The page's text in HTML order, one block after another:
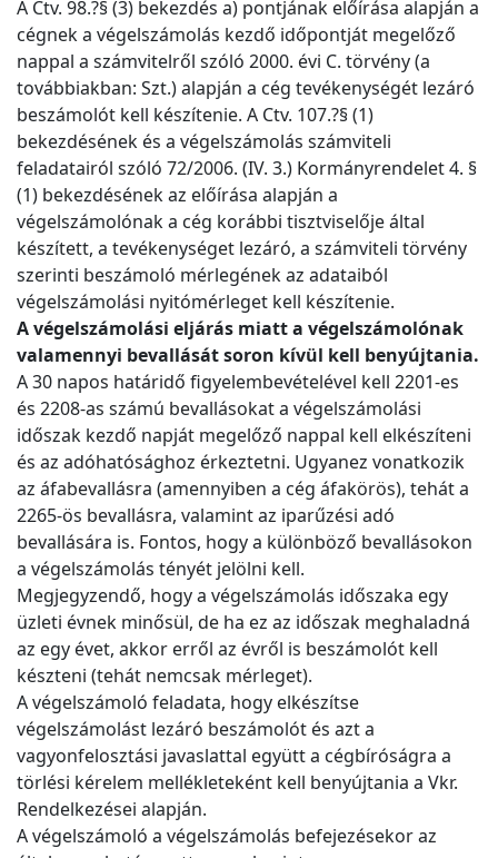
A Ctv. 98.?§ (3) bekezdés a) pontjának előírása alapján a
cégnek a végelszámolás kezdő időpontját megelőző
nappal a számvitelről szóló 2000. évi C. törvény (a
továbbiakban: Szt.) alapján a cég tevékenységét lezáró
beszámolót kell készítenie. A Ctv. 107.?§ (1)
bekezdésének és a végelszámolás számviteli
feladatairól szóló 72/2006. (IV. 3.) Kormányrendelet 4. §
(1) bekezdésének az előírása alapján a
végelszámolónak a cég korábbi tisztviselője által
készített, a tevékenységet lezáró, a számviteli törvény
szerinti beszámoló mérlegének az adataiból
végelszámolási nyitómérleget kell készítenie.
A végelszámolási eljárás miatt a végelszámolónak
valamennyi bevallását soron kívül kell benyújtania.
A 30 napos határidő figyelembevételével kell 2201-es
és 2208-as számú bevallásokat a végelszámolási
időszak kezdő napját megelőző nappal kell elkészíteni
és az adóhatósághoz érkeztetni. Ugyanez vonatkozik
az áfabevallásra (amennyiben a cég áfakörös), tehát a
2265-ös bevallásra, valamint az iparűzési adó
bevallására is. Fontos, hogy a különböző bevallásokon
a végelszámolás tényét jelölni kell.
Megjegyzendő, hogy a végelszámolás időszaka egy
üzleti évnek minősül, de ha ez az időszak meghaladná
az egy évet, akkor erről az évről is beszámolót kell
készteni (tehát nemcsak mérleget).
A végelszámoló feladata, hogy elkészítse
végelszámolást lezáró beszámolót és azt a
vagyonfelosztási javaslattal együtt a cégbíróságra a
törlési kérelem mellékleteként kell benyújtania a Vkr.
Rendelkezései alapján.
A végelszámoló a végelszámolás befejezésekor az